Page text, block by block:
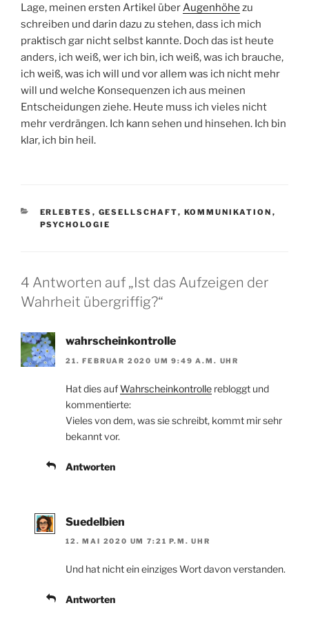
Lage, meinen ersten Artikel überAugenhöhe zu
schreiben und darin dazu zu stehen, dass ich mich
praktisch gar nicht selbst kannte. Doch das ist heute
anders, ich weiß, wer ich bin, ich weiß, was ich brauche,
ich weiß, was ich will und vor allem was ich nicht mehr
will und welche Konsequenzen ich aus meinen
Entscheidungen ziehe. Heute muss ich vieles nicht
mehr verdrängen. Ich kann sehen und hinsehen. Ich bin
klar, ich bin heil.
KATEGORIEN
ERLEBTES , GESELLSCHAFT, KOMMUNIKATION ,
PSYCHOLOGIE
4 Antworten auf „Ist das Aufzeigen der
Wahrheit übergriffig?“
wahrscheinkontrolle
21. FEBRUAR 2020 UM 9:49 A.M. UHR
Hat dies aufWahrscheinkontrolle rebloggt und
kommentierte:
Vieles von dem, was sie schreibt, kommt mir sehr
bekannt vor.
Antworten
Suedelbien
12. MAI 2020 UM 7:21 P.M. UHR
Und hat nicht ein einziges Wort davon verstanden.
Antworten